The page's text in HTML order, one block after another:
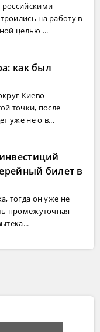
на работу в
целью ...
как был
Киево-
точки, после
уже не о в...
билет в
тогда он уже не
промежуточная